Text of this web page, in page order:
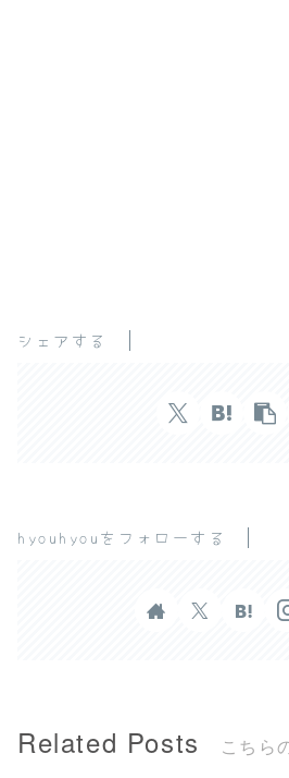
シェアする
hyouhyouをフォローする
Related Posts
こちら